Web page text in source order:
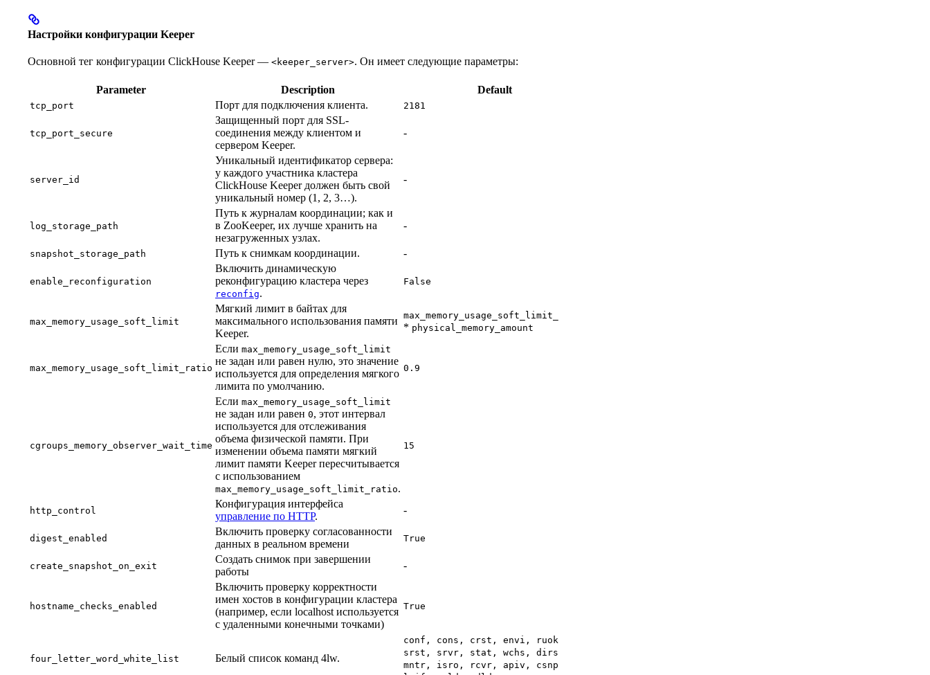
Настройки конфигурации Keeper
Основной тег конфигурации ClickHouse Keeper — <keeper_server>. Он имеет следующие параметры:
Parameter Description Default
tcp_port Порт для подключения клиента. 2181
tcp_port_secure
Защищенный порт для SSL-
соединения между клиентом и
сервером Keeper.
-
server_id
Уникальный идентификатор сервера:
у каждого участника кластера
ClickHouse Keeper должен быть свой
уникальный номер (1, 2, 3…).
-
log_storage_path
Путь к журналам координации; как и
в ZooKeeper, их лучше хранить на
незагруженных узлах.
-
snapshot_storage_path Путь к снимкам координации. -
enable_reconfiguration
Включить динамическую
реконфигурацию кластера через
reconfig.
False
max_memory_usage_soft_limit
Мягкий лимит в байтах для
максимального использования памяти
Keeper.
max_memory_usage_soft_limit_ratio
* physical_memory_amount
max_memory_usage_soft_limit_ratio
Если max_memory_usage_soft_limit
не задан или равен нулю, это значение
используется для определения мягкого
лимита по умолчанию.
0.9
cgroups_memory_observer_wait_time
Если max_memory_usage_soft_limit
не задан или равен 0, этот интервал
используется для отслеживания
объема физической памяти. При
изменении объема памяти мягкий
лимит памяти Keeper пересчитывается
с использованием
max_memory_usage_soft_limit_ratio.
15
http_control
Конфигурация интерфейса
управление по HTTP.
-
digest_enabled
Включить проверку согласованности
данных в реальном времени
True
create_snapshot_on_exit
Создать снимок при завершении
работы
-
hostname_checks_enabled
Включить проверку корректности
имен хостов в конфигурации кластера
(например, если localhost используется
с удаленными конечными точками)
True
four_letter_word_white_list Белый список команд 4lw.
conf, cons, crst, envi, ruok,
srst, srvr, stat, wchs, dirs,
mntr, isro, rcvr, apiv, csnp,